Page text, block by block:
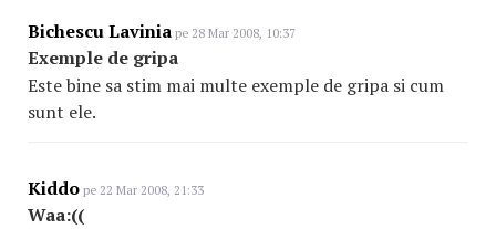
Bichescu Lavinia pe 28 Mar 2008, 10:37
Exemple de gripa
Este bine sa stim mai multe exemple de gripa si cum
sunt ele.
Kiddo pe 22 Mar 2008, 21:33
Waa:((